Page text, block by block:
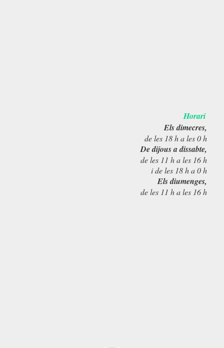
Horari
Els dimecres,
de les 18 h a les 0 h
De dijous a dissabte,
de les 11 h a les 16 h
i de les 18 h a 0 h
Els diumenges,
de les 11 h a les 16 h